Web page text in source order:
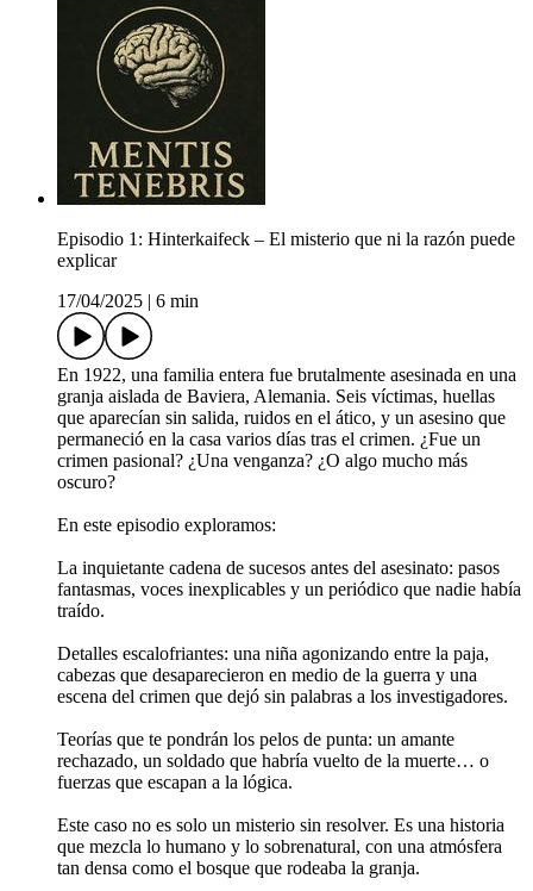
Episodio 1: Hinterkaifeck – El misterio que ni la razón puede
explicar
17/04/2025
6 min
En 1922, una familia entera fue brutalmente asesinada en una
granja aislada de Baviera, Alemania. Seis víctimas, huellas
que aparecían sin salida, ruidos en el ático, y un asesino que
permaneció en la casa varios días tras el crimen. ¿Fue un
crimen pasional? ¿Una venganza? ¿O algo mucho más
oscuro?
En este episodio exploramos:
La inquietante cadena de sucesos antes del asesinato: pasos
fantasmas, voces inexplicables y un periódico que nadie había
traído.
Detalles escalofriantes: una niña agonizando entre la paja,
cabezas que desaparecieron en medio de la guerra y una
escena del crimen que dejó sin palabras a los investigadores.
Teorías que te pondrán los pelos de punta: un amante
rechazado, un soldado que habría vuelto de la muerte… o
fuerzas que escapan a la lógica.
Este caso no es solo un misterio sin resolver. Es una historia
que mezcla lo humano y lo sobrenatural, con una atmósfera
tan densa como el bosque que rodeaba la granja.